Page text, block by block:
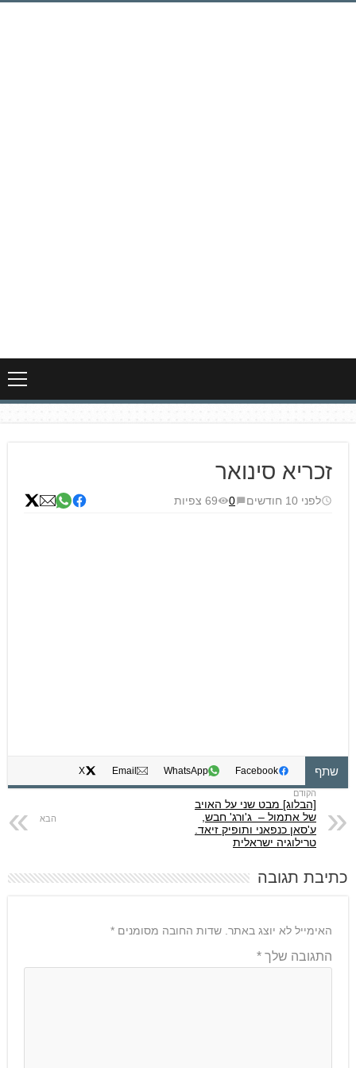
לדלג
זכריא סינואר
לפני 10 חודשים 0 69 צפיות
שתף Facebook
WhatsApp
Email
X
[הבלוג] מבט שני על האויב
של אתמול – ג'ורג' חבש,
ע'סאן כנפאני ותופיק זיאד.
טרילוגיה ישראלית
כתיבת תגובה
האימייל לא יוצג באתר. שדות החובה מסומנים *
התגובה שלך *